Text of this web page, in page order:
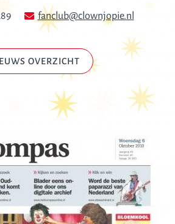
fanclub@clownjopie.nl
OVERZICHT